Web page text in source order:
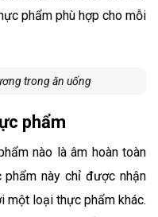
phẩm phù hợp cho mỗi
trong ăn uống
phẩm
nào là âm hoàn toàn
phẩm này chỉ được nhận
một loại thực phẩm khác.